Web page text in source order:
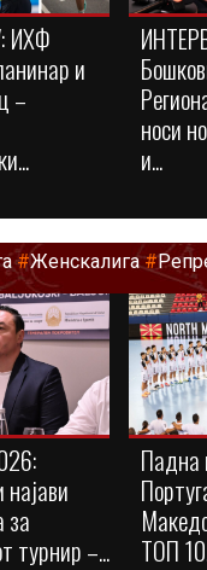
ИХФ
и
–
носи
и...
#Женскалига#
најави
за
турнир –...
Падна
ТОП